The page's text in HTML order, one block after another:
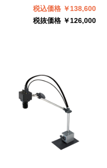
税込価格 ￥138,600
税抜価格 ￥126,000